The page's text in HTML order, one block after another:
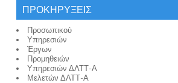
ΠΡΟΚΗΡΥΞΕΙΣ
Προσωπικού
Υπηρεσιών
Έργων
Προμηθειών
Υπηρεσιών ΔΛΤΤ-Α
Μελετών ΔΛΤΤ-Α